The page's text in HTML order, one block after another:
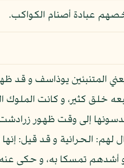
عبادة أصنام الكواكب.
يعني المتنبئين يوذاسف
خلق كثير، و كانت الملوك
إلى وقت ظهور
الحرانية و قد قيل:
أشدهم تمسكا به، و حكى عنه